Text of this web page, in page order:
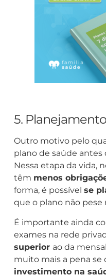
5.
Outro motivo pelo
plano de saúde antes
Nessa etapa da vida,
têm menos
forma, é possível se
que o plano não
É importante ainda
exames na rede
superior ao da
muito mais a pena se
investimento na